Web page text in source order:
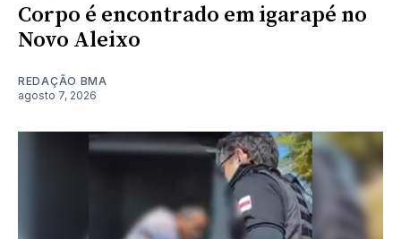
Corpo é encontrado em igarapé no
Novo Aleixo
REDAÇÃO BMA
agosto 7, 2026